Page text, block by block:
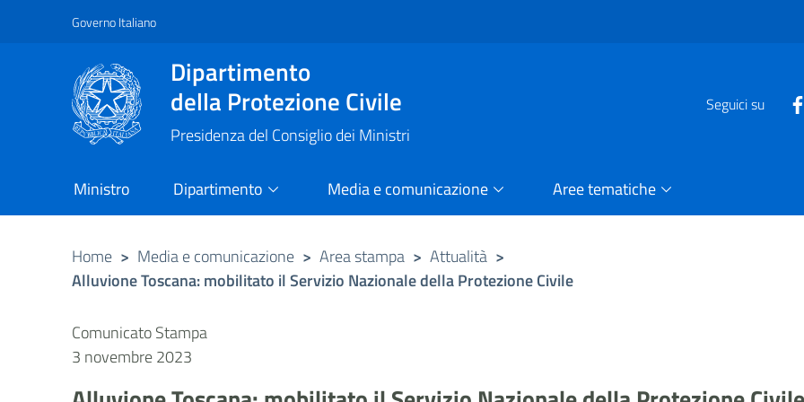
Vai al contenuto principale
Raggiungi il piè di pagina
Governo Italiano
Dipartimento
della Protezione Civile
Presidenza del Consiglio dei Ministri
Seguici su
Ministro Dipartimento Media e comunicazione Aree tematiche
Home > Media e comunicazione > Area stampa > Attualità >
Alluvione Toscana: mobilitato il Servizio Nazionale della Protezione Civile
Comunicato Stampa
3 novembre 2023